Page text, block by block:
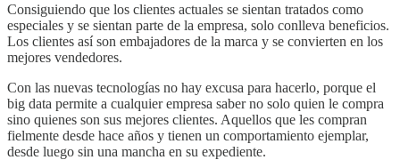
Consiguiendo que los clientes actuales se sientan tratados como
especiales y se sientan parte de la empresa, solo conlleva beneficios.
Los clientes así son embajadores de la marca y se convierten en los
mejores vendedores.
Con las nuevas tecnologías no hay excusa para hacerlo, porque el
big data permite a cualquier empresa saber no solo quien le compra
sino quienes son sus mejores clientes. Aquellos que les compran
fielmente desde hace años y tienen un comportamiento ejemplar,
desde luego sin una mancha en su expediente.